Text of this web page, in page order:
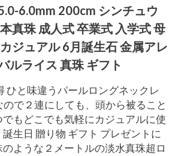
6.0mm 200cm シンチュウ
真珠 成人式 卒業式 入学式 母
ジュアル 6月誕生石 金属アレ
ルライス 真珠 ギフト
ひと味違うパールロングネックレ
で２連にしても、頭から被ること
もどこでも気軽にカジュアルに使
生日 贈り物 ギフト プレゼントに
ような２メートルの淡水真珠超ロ